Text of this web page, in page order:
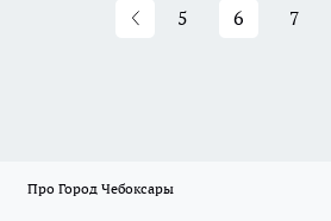
5 6 7
Про Город Чебоксары